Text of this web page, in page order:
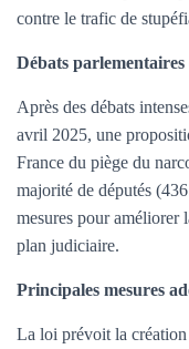
contre le trafic de
Débats
Après des débats
avril 2025, une
France du piège du
majorité de députés
mesures pour améliorer
plan judiciaire.
Principales mesures
La loi prévoit la création